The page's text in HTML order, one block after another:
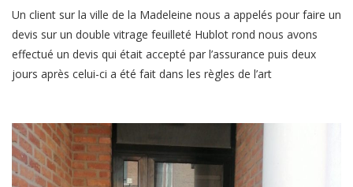
Un client sur la ville de la Madeleine nous a appelés pour faire un
devis sur un double vitrage feuilleté Hublot rond nous avons
effectué un devis qui était accepté par l’assurance puis deux
jours après celui-ci a été fait dans les règles de l’art